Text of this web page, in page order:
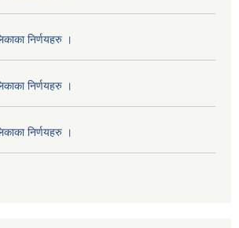
निर्णयहरु ।
निर्णयहरु ।
निर्णयहरु ।